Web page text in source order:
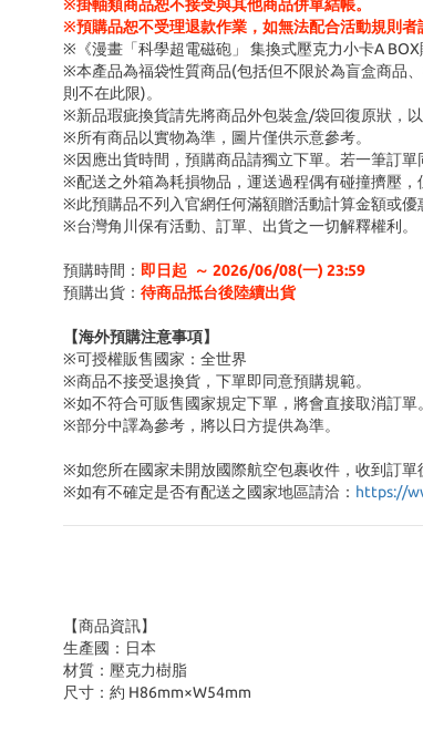
※掛軸類商品恕不接受與其他商品併單結帳。
※預購品恕不受理退款作業，如無法配合活動規則者
※《漫畫「科學超電磁砲」 集換式壓克力小卡A BOX
※本產品為福袋性質商品(包括但不限於為盲盒商品
則不在此限)。
※新品瑕疵換貨請先將商品外包裝盒/袋回復原狀，
※所有商品以實物為準，圖片僅供示意參考。
※因應出貨時間，預購商品請獨立下單。若一筆訂單
※配送之外箱為耗損物品，運送過程偶有碰撞擠壓，
※此預購品不列入官網任何滿額贈活動計算金額或優
※台灣角川保有活動、訂單、出貨之一切解釋權利。
預購時間： 即日起 ～ 2026/06/08(一) 23:59
預購出貨： 待商品抵台後陸續出貨
【海外預購注意事項】
※可授權販售國家：全世界
※商品不接受退換貨，下單即同意預購規範。
※如不符合可販售國家規定下單，將會直接取消訂單。
※部分中譯為參考，將以日方提供為準。
※如您所在國家未開放國際航空包裹收件，收到訂單
※如有不確定是否有配送之國家地區請洽： https://
【商品資訊】
生產國：日本
材質：壓克力樹脂
尺寸：約 H86mm×W54mm